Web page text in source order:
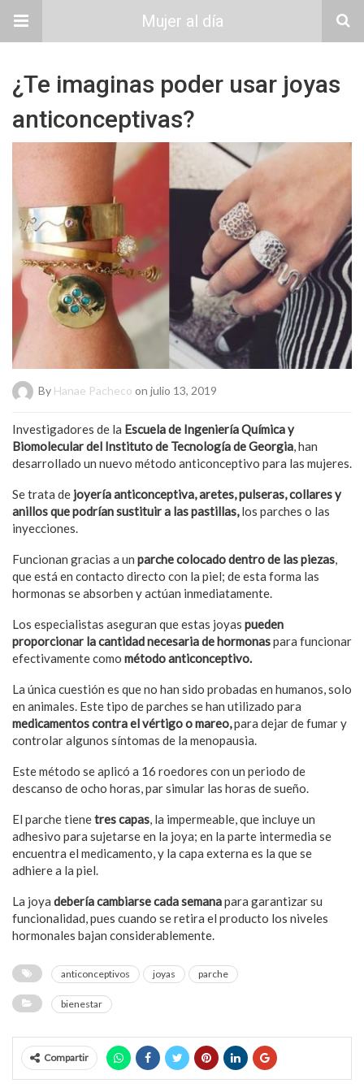
Mujer al día
¿Te imaginas poder usar joyas
anticonceptivas?
By Hanae Pacheco on julio 13, 2019
Investigadores de la Escuela de Ingeniería Química y
Biomolecular del Instituto de Tecnología de Georgia, han
desarrollado un nuevo método anticonceptivo para las mujeres.
Se trata de joyería anticonceptiva, aretes, pulseras, collares y
anillos que podrían sustituir a las pastillas,los parches o las
inyecciones.
Funcionan gracias a un parche colocado dentro de las piezas,
que está en contacto directo con la piel; de esta forma las
hormonas se absorben y actúan inmediatamente.
Los especialistas aseguran que estas joyas pueden
proporcionar la cantidad necesaria de hormonaspara funcionar
efectivamente como método anticonceptivo.
La única cuestión es que no han sido probadas en humanos, solo
en animales. Este tipo de parches se han utilizado para
medicamentos contra el vértigo o mareo,para dejar de fumar y
controlar algunos síntomas de la menopausia.
Este método se aplicó a 16 roedores con un periodo de
descanso de ocho horas, par simular las horas de sueño.
El parche tienetres capas, la impermeable, que incluye un
adhesivo para sujetarse en la joya; en la parte intermedia se
encuentra el medicamento, y la capa externa es la que se
adhiere a la piel.
La joya debería cambiarse cada semanapara garantizar su
funcionalidad, pues cuando se retira el producto los niveles
hormonales bajan considerablemente.
anticonceptivos joyas parche
bienestar
Compartir